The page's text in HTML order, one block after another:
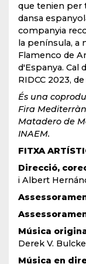
que tenien per
dansa
companyia
la península, a
Flamenco de
d'Espanya. Cal
RIDCC 2023,
És una
Fira
Matadero de
INAEM.
FITXA
Direcció,
i Albert
Música
Derek V. Bulcke
Música en